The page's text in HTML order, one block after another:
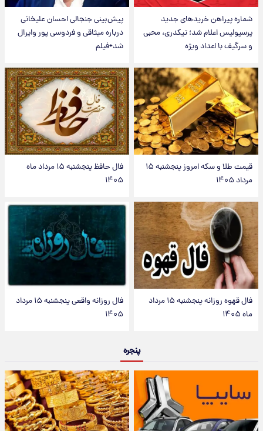
شماره پیراهن خریدهای جدید
پرسپولیس اعلام شد؛ تیکدری، محبی
و سرگیف با اعداد ویژه
پیش‌بینی جنجالی احسان علیخانی
درباره میثاقی و فردوسی پور وایرال
شد+فیلم
قیمت طلا و سکه امروز پنجشنبه ۱۵
مرداد ۱۴۰۵
فال حافظ پنجشنبه ۱۵ مرداد ماه
۱۴۰۵
فال قهوه روزانه پنجشنبه ۱۵ مرداد
ماه ۱۴۰۵
فال روزانه واقعی پنجشنبه ۱۵ مرداد
۱۴۰۵
پنجره